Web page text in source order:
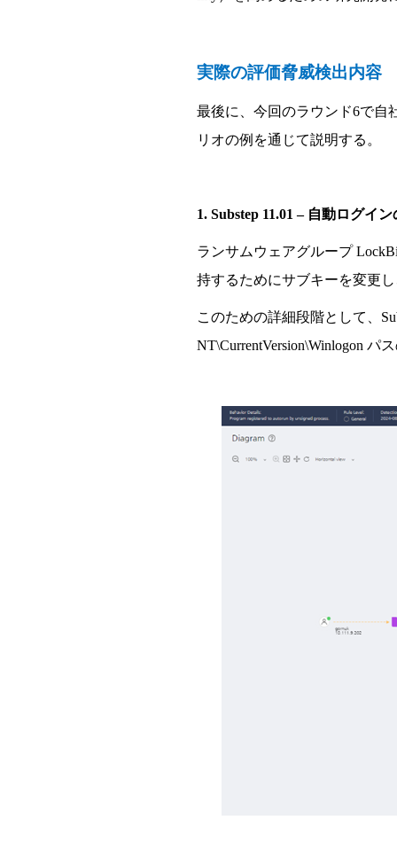
実際の評価脅威検出内容
最後に、今回のラウンド6で自
リオの例を通じて説明する 。
1. Substep 11.01– 自動ログイン
ランサムウェアグループ
持するためにサブキーを変更
このための詳細段階として、
NT\CurrentVersion\Winlogon パス